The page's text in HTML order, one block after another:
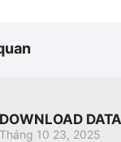
DOWNLOAD
Tháng 10 23, 2025